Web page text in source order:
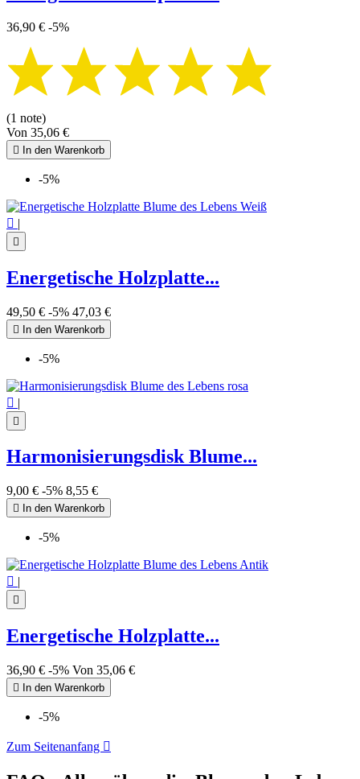
36,90 € -5%
(1 note)
Von 35,06 €
 In den Warenkorb
-5%
 |

Energetische Holzplatte...
49,50 € -5% 47,03 €
 In den Warenkorb
-5%
 |

Harmonisierungsdisk Blume...
9,00 € -5% 8,55 €
 In den Warenkorb
-5%
 |

Energetische Holzplatte...
36,90 € -5% Von 35,06 €
 In den Warenkorb
-5%
Zum Seitenanfang 